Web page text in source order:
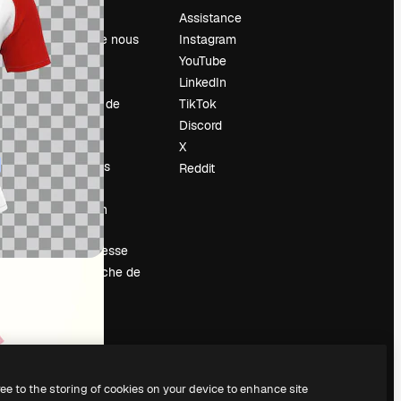
Prix
À propos de nous
Avis
Carrières
Tendances de
Blog
Événements
Slidesgo
Vendre mon
contenu
Salle de presse
À la recherche de
Assistance
Instagram
YouTube
LinkedIn
TikTok
Discord
X
Reddit
to the storing of cookies on your device to enhance site